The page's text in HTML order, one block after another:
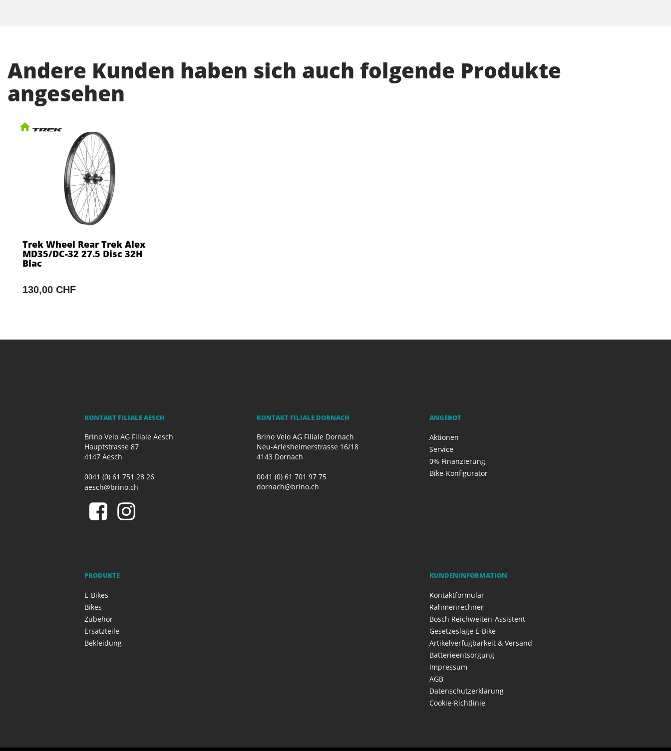
Andere Kunden haben sich auch folgende Produkte
angesehen
Trek Wheel Rear Trek Alex
MD35/DC-32 27.5 Disc 32H
Blac
130,00 CHF
KONTAKT FILIALE AESCH
Brino Velo AG Filiale Aesch
Hauptstrasse 87
4147 Aesch
0041 (0) 61 751 28 26
aesch@brino.ch
KONTAKT FILIALE DORNACH
Brino Velo AG Filiale Dornach
Neu-Arlesheimerstrasse 16/18
4143 Dornach
0041 (0) 61 701 97 75
dornach@brino.ch
ANGEBOT
Aktionen
Service
0% Finanzierung
Bike-Konfigurator
PRODUKTE
E-Bikes
Bikes
Zubehör
Ersatzteile
Bekleidung
KUNDENINFORMATION
Kontaktformular
Rahmenrechner
Bosch Reichweiten-Assistent
Gesetzeslage E-Bike
Artikelverfügbarkeit & Versand
Batterieentsorgung
Impressum
AGB
Datenschutzerklärung
Cookie-Richtlinie